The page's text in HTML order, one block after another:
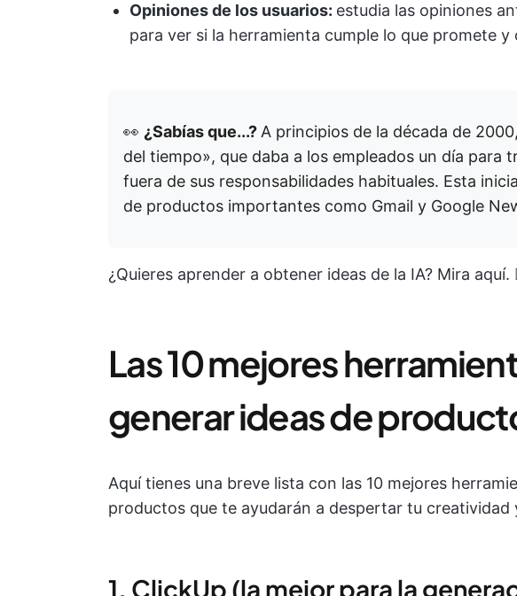
Opiniones de los usuarios: estudia las opiniones
para ver si la herramienta cumple lo que promete y
👀 ¿Sabías que...? A principios de la década de
del tiempo», que daba a los empleados un día para
fuera de sus responsabilidades habituales. Esta
de productos importantes como Gmail y Google
¿Quieres aprender a obtener ideas de la IA? Mira aquí.
Las 10 mejores
generar ideas de
Aquí tienes una breve lista con las 10 mejores
productos que te ayudarán a despertar tu creatividad
1. ClickUp (la mejor para la